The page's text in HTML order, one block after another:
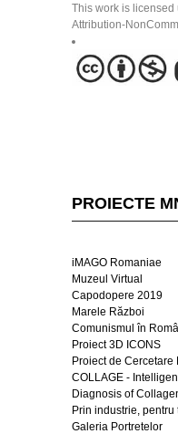
This work is
Attribution-
PROIECTE
iMAGO Romaniae
Muzeul Virtual
Capodopere 2019
Marele Război
Comunismul în
Proiect 3D ICONS
Proiect de Cercetare
COLLAGE -
Diagnosis of
Prin industrie, pentru
Galeria Portretelor